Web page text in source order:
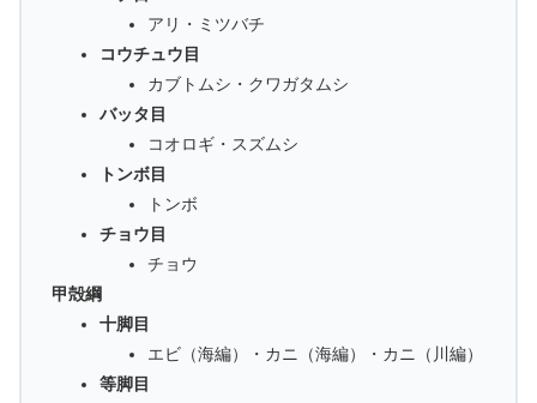
アリ・ミツバチ
コウチュウ目
カブトムシ・クワガタムシ
バッタ目
コオロギ・スズムシ
トンボ目
トンボ
チョウ目
チョウ
甲殻綱
十脚目
エビ（海編）・カニ（海編）・カニ（川編）
等脚目